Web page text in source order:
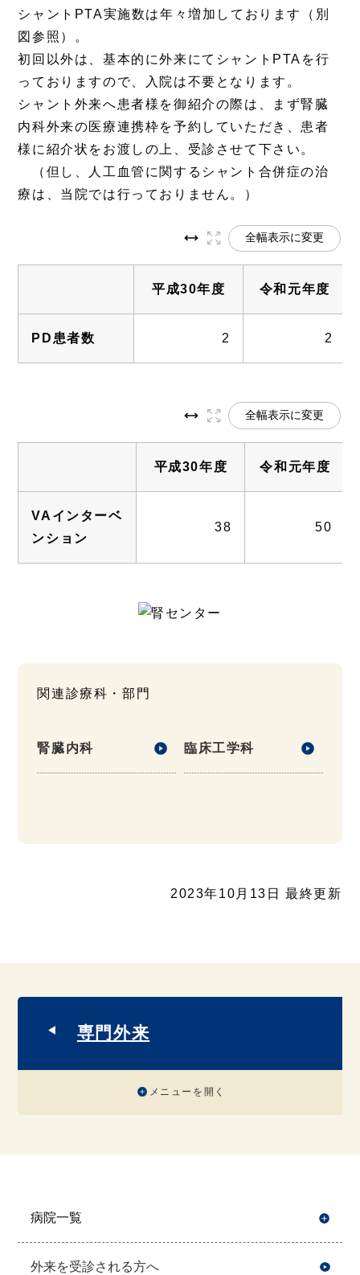
シャントPTA実施数は年々増加しております（別
図参照）。
初回以外は、基本的に外来にてシャントPTAを行
っておりますので、入院は不要となります。
シャント外来へ患者様を御紹介の際は、まず腎臓
内科外来の医療連携枠を予約していただき、患者
様に紹介状をお渡しの上、受診させて下さい。
（但し、人工血管に関するシャント合併症の治
療は、当院では行っておりません。）
全幅表示に変更
平成30年度 令和元年度
PD患者数 2 2
全幅表示に変更
平成30年度 令和元年度
VAインターベ
ンション
38 50
関連診療科・部門
腎臓内科 臨床工学科
2023年10月13日 最終更新
専門外来
メニューを開く
病院一覧
外来を受診される方へ